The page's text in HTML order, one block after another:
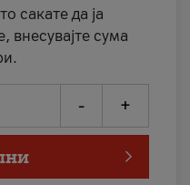
сакате да ја
сума
- +